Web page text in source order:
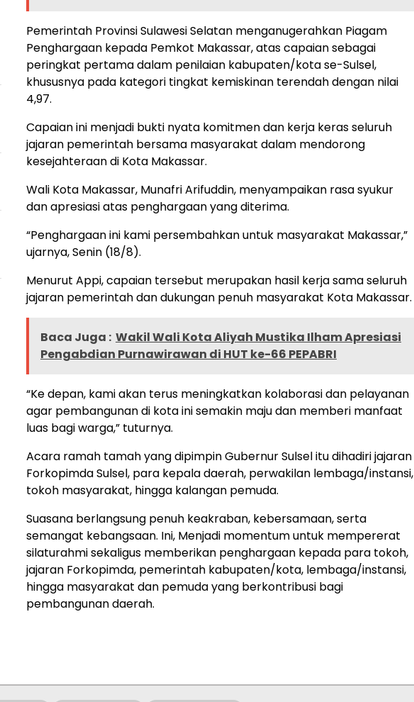
Pemerintah Provinsi Sulawesi Selatan menganugerahkan Piagam
Penghargaan kepada Pemkot Makassar, atas capaian sebagai
peringkat pertama dalam penilaian kabupaten/kota se-Sulsel,
khususnya pada kategori tingkat kemiskinan terendah dengan nilai
4,97.
Capaian ini menjadi bukti nyata komitmen dan kerja keras seluruh
jajaran pemerintah bersama masyarakat dalam mendorong
kesejahteraan di Kota Makassar.
Wali Kota Makassar, Munafri Arifuddin, menyampaikan rasa syukur
dan apresiasi atas penghargaan yang diterima.
“Penghargaan ini kami persembahkan untuk masyarakat Makassar,”
ujarnya, Senin (18/8).
Menurut Appi, capaian tersebut merupakan hasil kerja sama seluruh
jajaran pemerintah dan dukungan penuh masyarakat Kota Makassar.
Baca Juga : Wakil Wali Kota Aliyah Mustika Ilham Apresiasi
Pengabdian Purnawirawan di HUT ke-66 PEPABRI
“Ke depan, kami akan terus meningkatkan kolaborasi dan pelayanan
agar pembangunan di kota ini semakin maju dan memberi manfaat
luas bagi warga,” tuturnya.
Acara ramah tamah yang dipimpin Gubernur Sulsel itu dihadiri jajaran
Forkopimda Sulsel, para kepala daerah, perwakilan lembaga/instansi,
tokoh masyarakat, hingga kalangan pemuda.
Suasana berlangsung penuh keakraban, kebersamaan, serta
semangat kebangsaan. Ini, Menjadi momentum untuk mempererat
silaturahmi sekaligus memberikan penghargaan kepada para tokoh,
jajaran Forkopimda, pemerintah kabupaten/kota, lembaga/instansi,
hingga masyarakat dan pemuda yang berkontribusi bagi
pembangunan daerah.